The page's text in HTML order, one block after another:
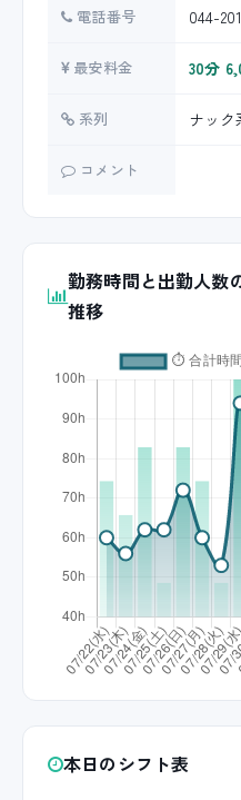
電話番号 044-
最安料金 30分
系列 ナック
コメント
勤務時間と出勤人数
推移
本日のシフト表